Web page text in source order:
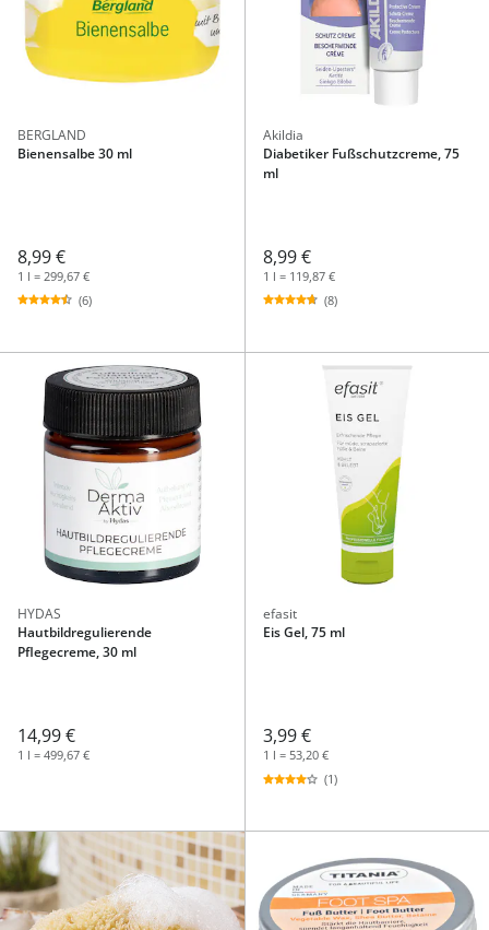
BERGLAND
Bienensalbe 30 ml
8,99 €
1 l = 299,67 €
(6)
Akildia
Diabetiker Fußschutzcreme, 75
ml
8,99 €
1 l = 119,87 €
(8)
HYDAS
Hautbildregulierende
Pflegecreme, 30 ml
14,99 €
1 l = 499,67 €
efasit
Eis Gel, 75 ml
3,99 €
1 l = 53,20 €
(1)